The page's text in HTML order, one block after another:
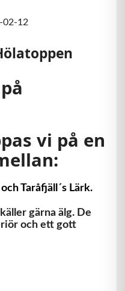
02-12
vi på en
Taråfjäll´s Lärk.
gärna älg. De
och ett gott